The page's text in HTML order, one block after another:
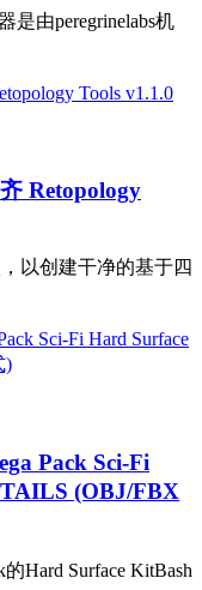
是由peregrinelabs机
Retopology
以创建干净的基于四
Pack Sci-Fi
(OBJ/FBX
Hard Surface KitBash